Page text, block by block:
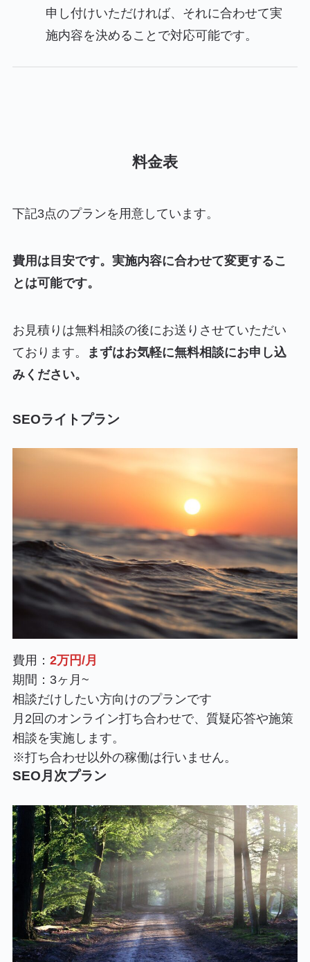
申し付けいただければ、それに合わせて実
施内容を決めることで対応可能です。
料金表
下記3点のプランを用意しています。
費用は目安です。実施内容に合わせて変更するこ
とは可能です。
お見積りは無料相談の後にお送りさせていただい
ております。
まずはお気軽に無料相談にお申し込
みください。
SEOライトプラン
費用： 2万円/月
期間：3ヶ月~
相談だけしたい方向けのプランです
月2回のオンライン打ち合わせで、質疑応答や施策
相談を実施します。
※打ち合わせ以外の稼働は行いません。
SEO月次プラン